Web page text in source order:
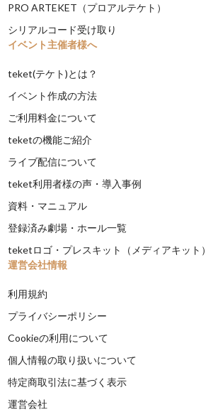
PRO ARTEKET（プロアルテケト）
シリアルコード受け取り
イベント主催者様へ
teket(テケト)とは？
イベント作成の方法
ご利用料金について
teketの機能ご紹介
ライブ配信について
teket利用者様の声・導入事例
資料・マニュアル
登録済み劇場・ホール一覧
teketロゴ・プレスキット（メディアキット）
運営会社情報
利用規約
プライバシーポリシー
Cookieの利用について
個人情報の取り扱いについて
特定商取引法に基づく表示
運営会社